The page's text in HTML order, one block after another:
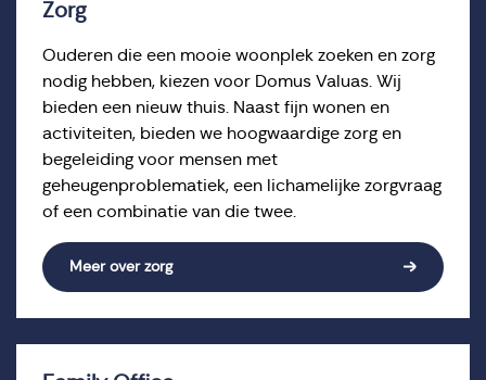
Zorg
Ouderen die een mooie woonplek zoeken en zorg
nodig hebben, kiezen voor Domus Valuas. Wij
bieden een nieuw thuis. Naast fijn wonen en
activiteiten, bieden we hoogwaardige zorg en
begeleiding voor mensen met
geheugenproblematiek, een lichamelijke zorgvraag
of een combinatie van die twee.
Meer over zorg